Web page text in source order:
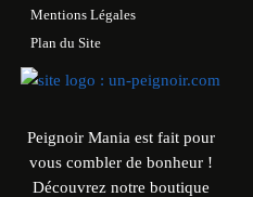
Mentions Légales
Plan du Site
Peignoir Mania est fait pour
vous combler de bonheur !
Découvrez notre boutique